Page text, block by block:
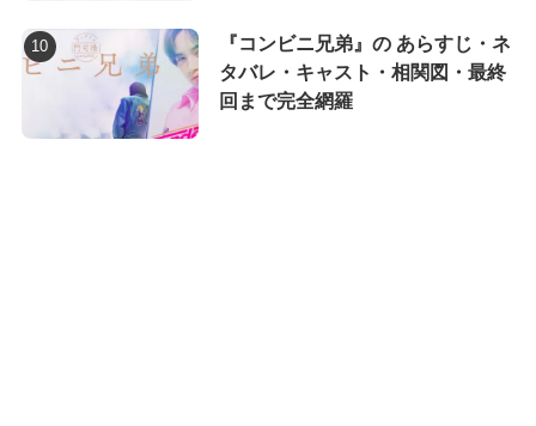
『コンビニ兄弟』の あらすじ・ネ
タバレ・キャスト・相関図・最終
回まで完全網羅